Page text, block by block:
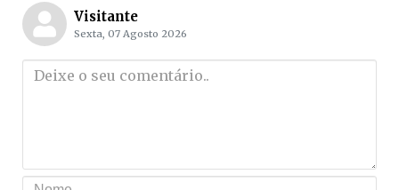
Visitante
Sexta, 07 Agosto 2026